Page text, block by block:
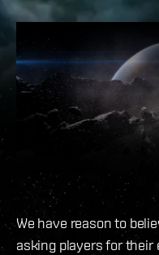
We have reason to
asking players for their